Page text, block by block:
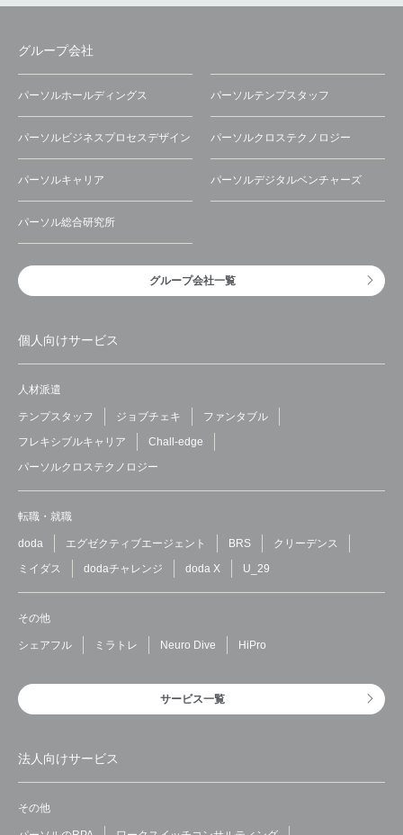
グループ会社
パーソルホールディングス パーソルテンプスタッフ
パーソルビジネスプロセスデザイン パーソルクロステクノロジー
パーソルキャリア パーソルデジタルベンチャーズ
パーソル総合研究所
グループ会社一覧
個人向けサービス
人材派遣
テンプスタッフ ジョブチェキ
ファンタブル
フレキシブルキャリア
Chall-edge
パーソルクロステクノロジー
転職・就職
doda エグゼクティブエージェント BRS
クリーデンス
ミイダス
dodaチャレンジ doda X U_29
その他
シェアフル ミラトレ Neuro Dive HiPro
サービス一覧
法人向けサービス
その他